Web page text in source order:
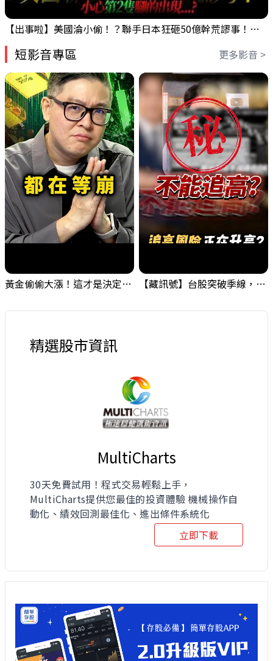
【出事啦】美國淪小偷！？聯手日本狂砸50億幹荒謬事！美元急殺黃金噴發，外資準備血洗台股！？｜ Mr.永年 李｜ 盤後講股 Mr.永年 李 2026 / 08 / 06
短影音專區 更多影音 >
黃金偷偷大漲！這才是決定台股生死的「真風向球」！｜Mr.Jimmy高志銘 #黃金 #美元指數 #聯準會 【藏訊號】台股突破季線，週一我提醒了這個關鍵訊號
精選股市資訊
MultiCharts
30天免費試用！程式交易輕鬆上手，
MultiCharts提供您最佳的投資體驗 機械操作自
動化、績效回測最佳化、進出條件系統化
立即下載